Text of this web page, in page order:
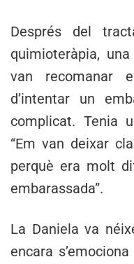
Després del
quimioteràpia,
van recomanar
d’intentar un
complicat. Tenia
“Em van deixar
perquè era molt
embarassada”.
La Daniela va
encara